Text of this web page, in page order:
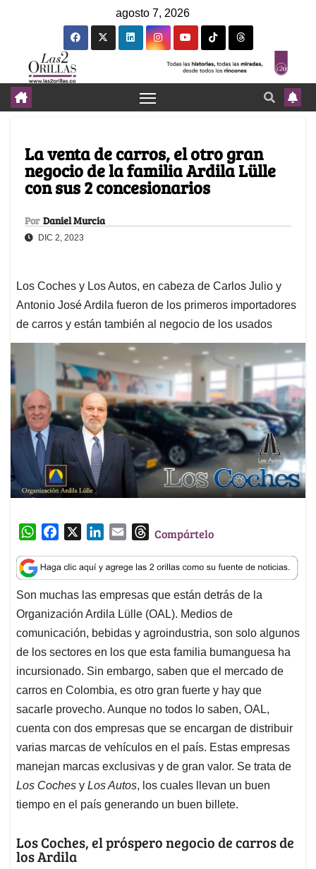
agosto 7, 2026
La venta de carros, el otro gran
negocio de la familia Ardila Lülle
con sus 2 concesionarios
Por Daniel Murcia
DIC 2, 2023
Los Coches y Los Autos, en cabeza de Carlos Julio y
Antonio José Ardila fueron de los primeros importadores
de carros y están también al negocio de los usados
W
a
t
s
A
p
p
c
e
b
o
o
k
n
k
e
d
I
n
a
i
l
T
r
e
a
d
s
Compártelo
Son muchas las empresas que están detrás de la
Organización Ardila Lülle (OAL). Medios de
comunicación, bebidas y agroindustria, son solo algunos
de los sectores en los que esta familia bumanguesa ha
incursionado. Sin embargo, saben que el mercado de
carros en Colombia, es otro gran fuerte y hay que
sacarle provecho. Aunque no todos lo saben, OAL,
cuenta con dos empresas que se encargan de distribuir
varias marcas de vehículos en el país. Estas empresas
manejan marcas exclusivas y de gran valor. Se trata de
Los Coches y Los Autos, los cuales llevan un buen
tiempo en el país generando un buen billete.
Los Coches, el próspero negocio de carros de
los Ardila